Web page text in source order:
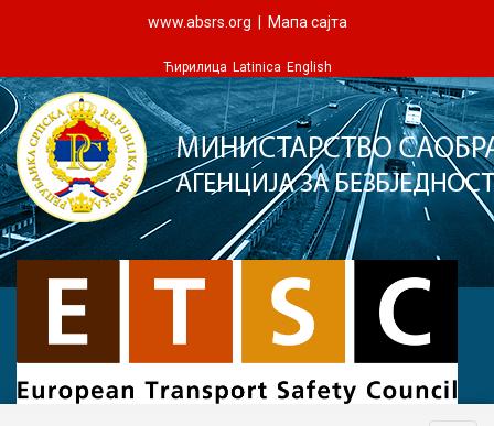
www.absrs.org Мапа сајта
Ћирилица Latinica English